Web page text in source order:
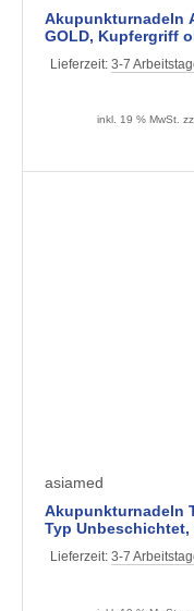
Akupunkturnadeln
GOLD, Kupfergriff
Lieferzeit: 3-7
inkl. 19 % MwSt.
asiamed
Akupunkturnadeln
Typ Unbeschichtet,
Stück geblistert)
Lieferzeit: 3-7